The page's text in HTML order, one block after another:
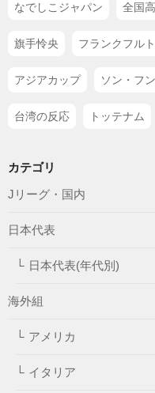
なでしこジャパン 全国
旗手怜央 フランクフルト
アジアカップ ソン・フ
台湾の反応 トッテナム
カテゴリ
Jリーグ・国内
日本代表
日本代表(年代別)
海外組
アメリカ
イタリア